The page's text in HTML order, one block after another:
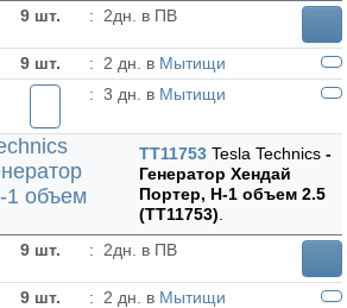
9 шт. : 2дн. в ПВ
9 шт. : 2 дн. в Мытищи
: 3 дн. в Мытищи
TT11753 Tesla Technics -
Генератор Хендай
Портер, H-1 объем 2.5
(TT11753)
9 шт. : 2дн. в ПВ
9 шт. : 2 дн. в Мытищи